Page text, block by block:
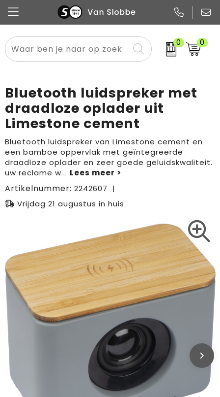
0 0
Alle categorieën
Snoep
Promo
Pennen
Notitieboekjes
Papier
Flessen
Glazen en karaffen
Merken
Meest gekozen
Sportkleding
Overig textiel
Boodschappen- en draagtassen
Sport & vrije tijd
Rugzakken
Bluetooth luidspreker met
draadloze oplader uit
Limestone cement
Bluetooth luidspreker van Limestone cement en
een bamboe oppervlak met geïntegreerde
draadloze oplader en zeer goede geluidskwaliteit.
uw reclame w...
Artikelnummer: 2242607
Vrijdag 21 augustus in huis